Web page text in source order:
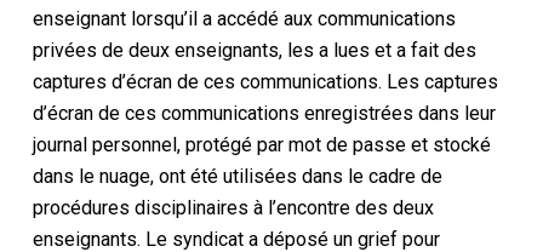
enseignant lorsqu’il a accédé aux communications
privées de deux enseignants, les a lues et a fait des
captures d’écran de ces communications. Les captures
d’écran de ces communications enregistrées dans leur
journal personnel, protégé par mot de passe et stocké
dans le nuage, ont été utilisées dans le cadre de
procédures disciplinaires à l’encontre des deux
enseignants. Le syndicat a déposé un grief pour